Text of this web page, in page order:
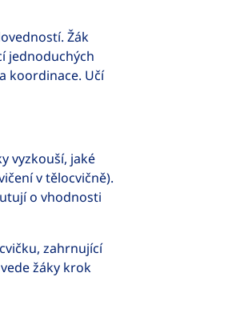
Žák
jednoduchých
koordinace. Učí
vyzkouší, jaké
v tělocvičně).
o vhodnosti
zahrnující
žáky krok